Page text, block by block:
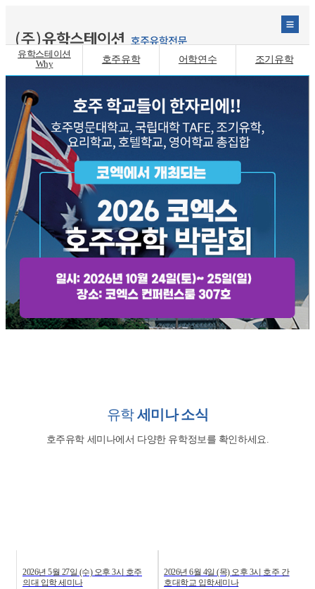
유학스테이션
Why
호주유학 어학연수 조기유학
유학세미나 소식
호주유학 세미나에서 다양한 유학정보를 확인하세요.
2026년 5월 27일 (수) 오후 3시 호주
의대 입학 세미나
2026년 6월 4일 (목) 오후 3시 호주 간
호대학교 입학세미나